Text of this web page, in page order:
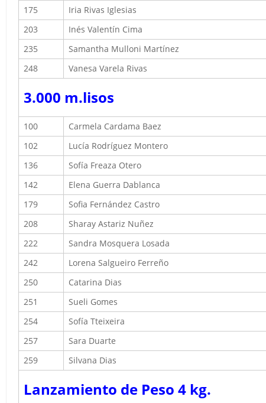
175
Iria Rivas Iglesias
203
Inés Valentín Cima
235
Samantha Mulloni Martínez
248
Vanesa Varela Rivas
3.000 m.lisos
100 Carmela Cardama Baez
102
Lucía Rodríguez Montero
136
Sofía Freaza Otero
142
Elena Guerra Dablanca
179
Sofia Fernández Castro
208
Sharay Astariz Nuñez
222
Sandra Mosquera Losada
242
Lorena Salgueiro Ferreño
250
Catarina Dias
251
Sueli Gomes
254
Sofía Tteixeira
257
Sara Duarte
259
Silvana Dias
Lanzamiento de Peso 4 kg.